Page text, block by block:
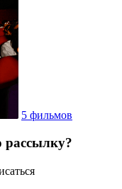
5 фильмов
рассылку?